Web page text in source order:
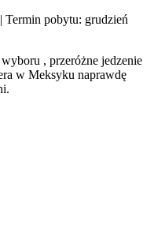
| Termin pobytu: grudzień
, przeróżne jedzenie
w Meksyku naprawdę